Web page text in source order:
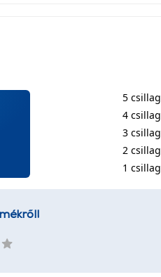
5 csillag
4 csillag
3 csillag
2 csillag
1 csillag